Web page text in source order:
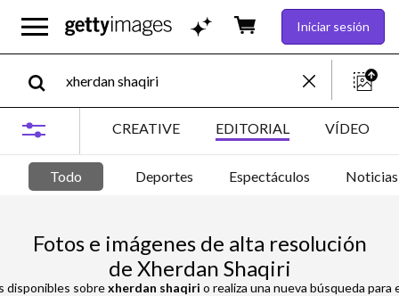
Iniciar sesión
CREATIVE EDITORIAL VÍDEO
Todo Deportes Espectáculos Noticias
Fotos e imágenes de alta resolución
de Xherdan Shaqiri
disponibles sobrexherdan shaqiri o realiza una nueva búsqueda